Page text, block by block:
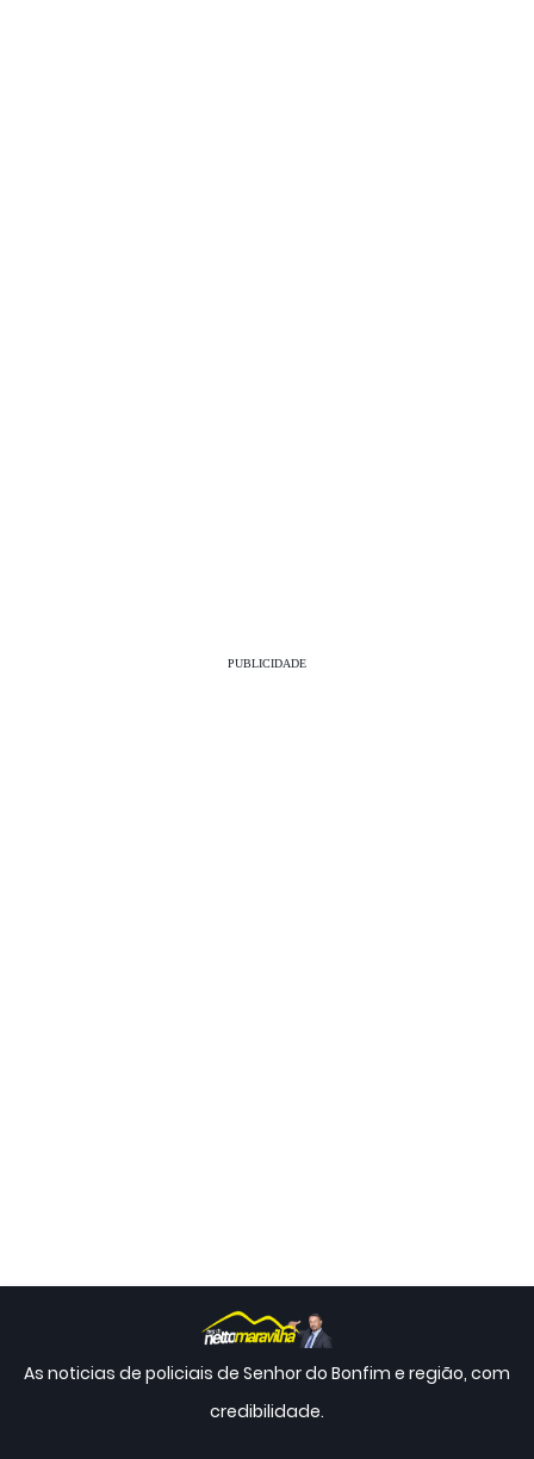
PUBLICIDADE
As noticias de policiais de Senhor do Bonfim e região, com
credibilidade.